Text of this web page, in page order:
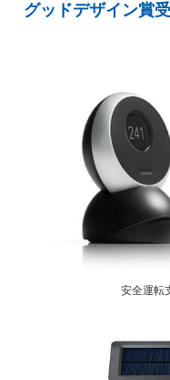
グッドデザイン賞
安全運転